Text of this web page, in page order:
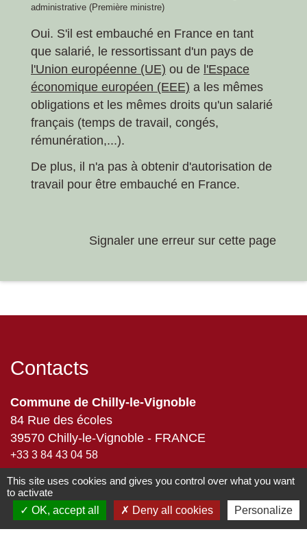
administrative (Première ministre)
Oui. S'il est embauché en France en tant
que salarié, le ressortissant d'un pays de
l'Union européenne (UE) ou de l'Espace
économique européen (EEE) a les mêmes
obligations et les mêmes droits qu'un salarié
français (temps de travail, congés,
rémunération,...).
De plus, il n'a pas à obtenir d'autorisation de
travail pour être embauché en France.
Signaler une erreur sur cette page
Contacts
Commune de Chilly-le-Vignoble
84 Rue des écoles
39570 Chilly-le-Vignoble - FRANCE
+33 3 84 43 04 58
Contact par formulaire
Liens
This site uses cookies and gives you control over what you want
to activate
OK, accept all
Deny all cookies Personalize